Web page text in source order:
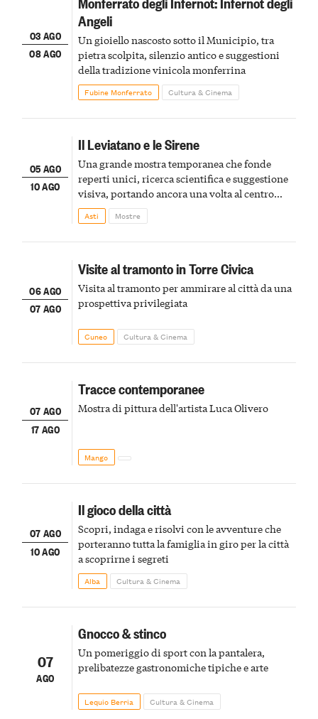
03 AGO
08 AGO
Angeli
Un gioiello nascosto sotto il Municipio, tra
pietra scolpita, silenzio antico e suggestioni
della tradizione vinicola monferrina
Fubine Monferrato Cultura & Cinema
05 AGO
10 AGO
Il Leviatano e le Sirene
Una grande mostra temporanea che fonde
reperti unici, ricerca scientifica e suggestione
visiva, portando ancora una volta al centro
della scena le meraviglie del passato astigiano
Asti Mostre
06 AGO
07 AGO
Visite al tramonto in Torre Civica
Visita al tramonto per ammirare al città da una
prospettiva privilegiata
Cuneo Cultura & Cinema
07 AGO
17 AGO
Tracce contemporanee
Mostra di pittura dell'artista Luca Olivero
Mango
07 AGO
10 AGO
Il gioco della città
Scopri, indaga e risolvi con le avventure che
porteranno tutta la famiglia in giro per la città
a scoprirne i segreti
Alba Cultura & Cinema
07
AGO
Gnocco & stinco
Un pomeriggio di sport con la pantalera,
prelibatezze gastronomiche tipiche e arte
Lequio Berria Cultura & Cinema